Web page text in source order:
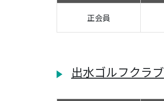
正会員
出水ゴルフクラブ